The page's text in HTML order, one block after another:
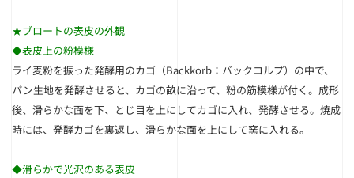
★ブロートの表皮の外観
◆表皮上の粉模様
ライ麦粉を振った発酵用のカゴ（Backkorb：バックコルプ）の中で、
パン生地を発酵させると、カゴの畝に沿って、粉の筋模様が付く。成形
後、滑らかな面を下、とじ目を上にしてカゴに入れ、発酵させる。焼成
時には、発酵カゴを裏返し、滑らかな面を上にして窯に入れる。
◆滑らかで光沢のある表皮